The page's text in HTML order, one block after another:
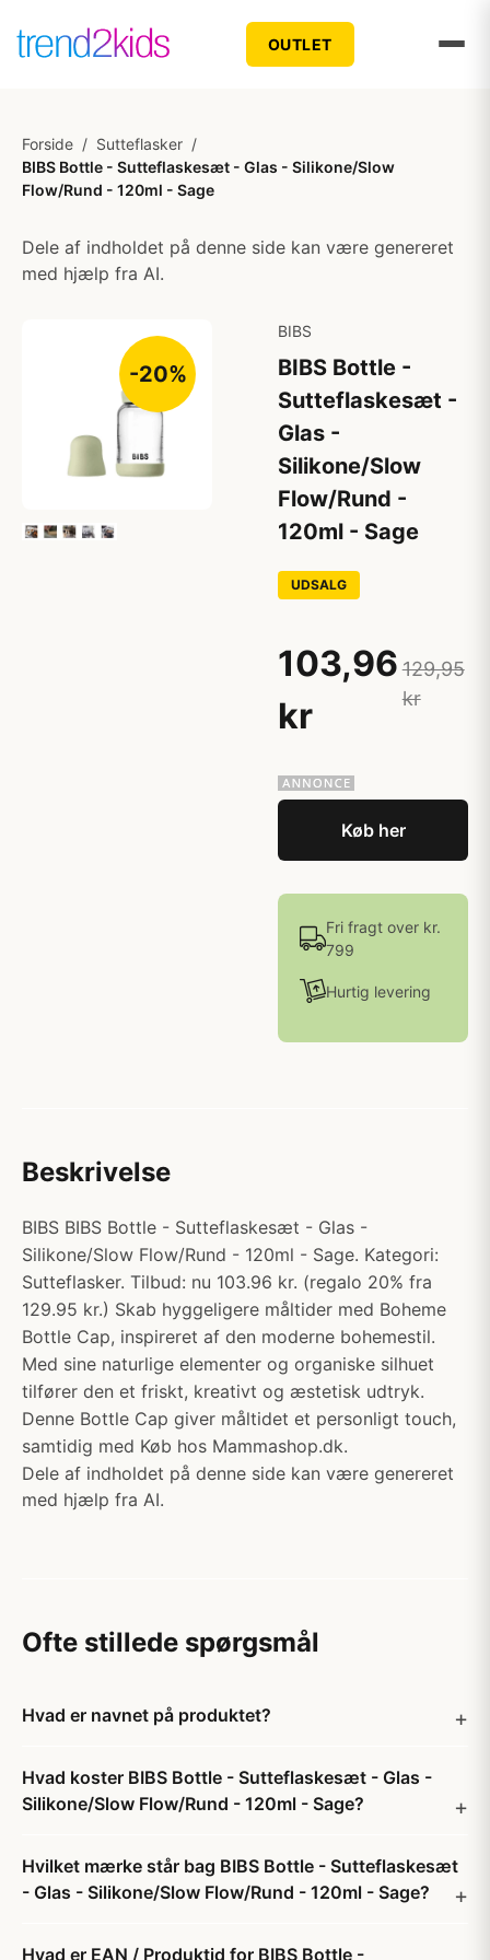
OUTLET
Forside / Sutteflasker /
BIBS Bottle - Sutteflaskesæt - Glas - Silikone/Slow
Flow/Rund - 120ml - Sage
Dele af indholdet på denne side kan være genereret
med hjælp fra AI.
-20%
BIBS
BIBS Bottle -
Sutteflaskesæt -
Glas -
Silikone/Slow
Flow/Rund -
120ml - Sage
UDSALG
103,96
kr
129,95
kr
Køb her
Fri fragt over kr.
799
Hurtig levering
Beskrivelse
BIBS BIBS Bottle - Sutteflaskesæt - Glas -
Silikone/Slow Flow/Rund - 120ml - Sage. Kategori:
Sutteflasker. Tilbud: nu 103.96 kr. (regalo 20% fra
129.95 kr.) Skab hyggeligere måltider med Boheme
Bottle Cap, inspireret af den moderne bohemestil.
Med sine naturlige elementer og organiske silhuet
tilfører den et friskt, kreativt og æstetisk udtryk.
Denne Bottle Cap giver måltidet et personligt touch,
samtidig med Køb hos Mammashop.dk.
Dele af indholdet på denne side kan være genereret
med hjælp fra AI.
Ofte stillede spørgsmål
Hvad er navnet på produktet?
Hvad koster BIBS Bottle - Sutteflaskesæt - Glas -
Silikone/Slow Flow/Rund - 120ml - Sage?
Hvilket mærke står bag BIBS Bottle - Sutteflaskesæt
- Glas - Silikone/Slow Flow/Rund - 120ml - Sage?
Hvad er EAN / Produktid for BIBS Bottle -